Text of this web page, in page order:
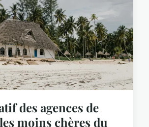
des agences de
moins chères du